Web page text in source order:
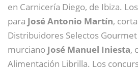
en Carnicería Diego, de Ibiza.
para José Antonio Martín,
Distribuidores Selectos
murciano José Manuel Iniesta,
Alimentación Librilla. Los